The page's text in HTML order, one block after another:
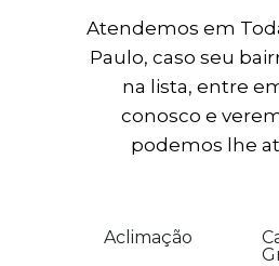
Atendemos em
Paulo, caso seu
na lista, entre
conosco e
podemos lhe
Aclimação